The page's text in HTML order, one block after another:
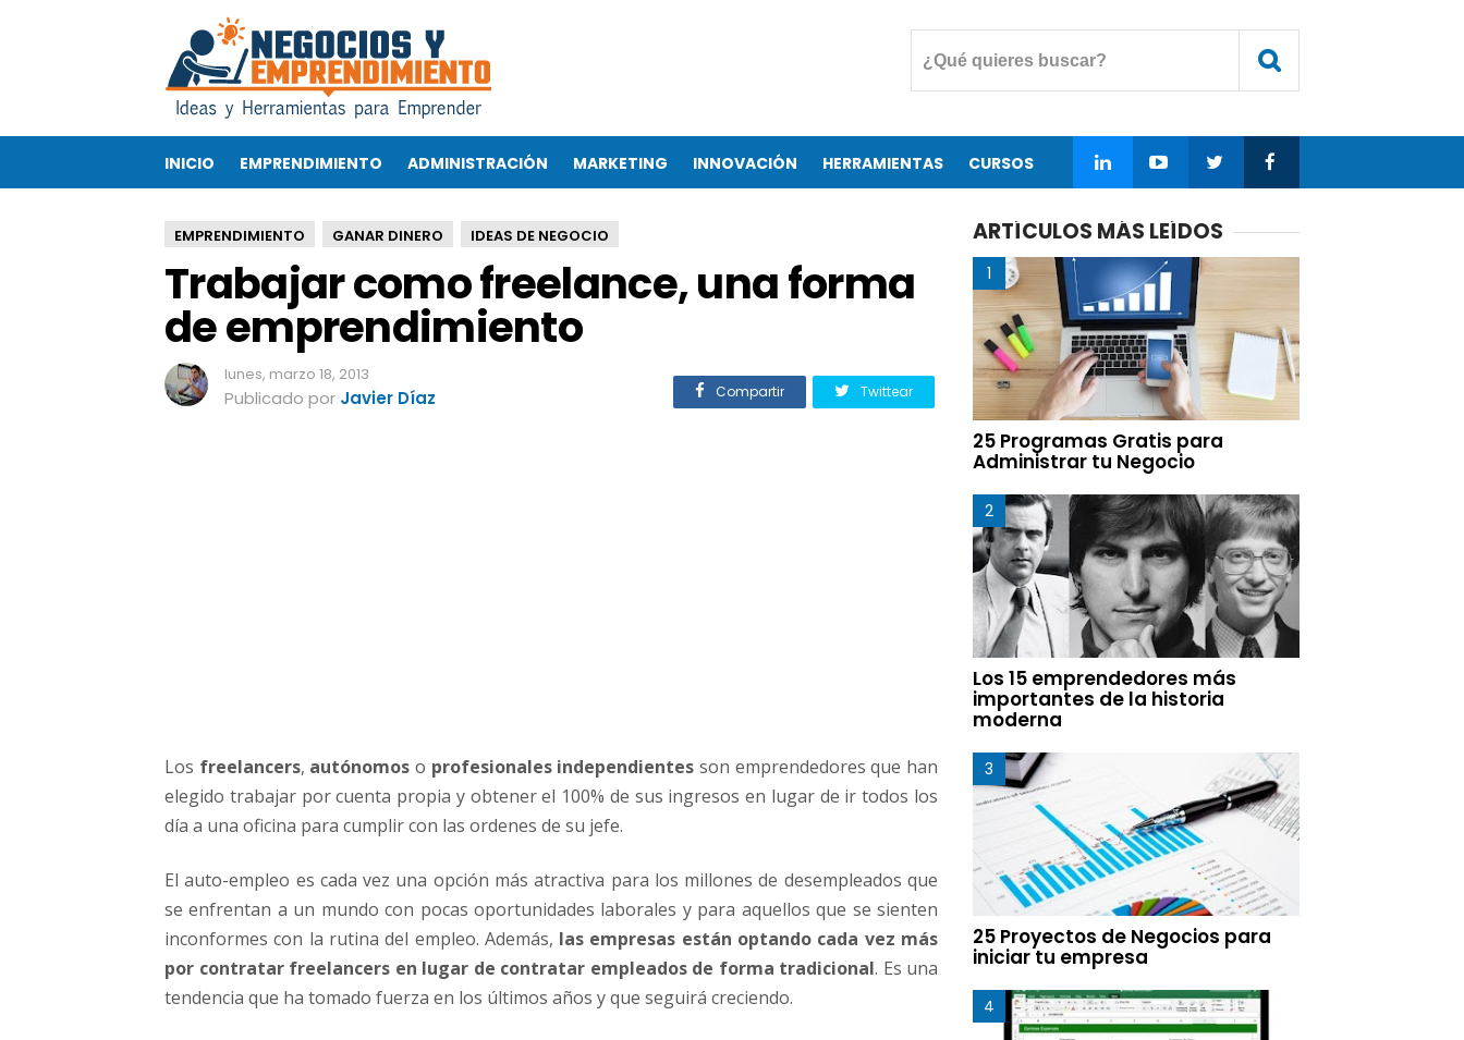
a
a
r
c
o
m
f
r
e
e
e
e
m
e
n
d
i
m
i
INICIO EMPRENDIMIENTO ADMINISTRACIÓN MARKETING INNOVACIÓN HERRAMIENTAS CURSOS
EMPRENDIMIENTO GANAR DINERO IDEAS DE NEGOCIO
Trabajar como freelance, una forma
de emprendimiento
lunes, marzo 18, 2013
Publicado por Javier Díaz Compartir Twittear
Los freelancers, autónomos o profesionales independientes son emprendedores que han
elegido trabajar por cuenta propia y obtener el 100% de sus ingresos en lugar de ir todos los
día a una oficina para cumplir con las ordenes de su jefe.
El auto-empleo es cada vez una opción más atractiva para los millones de desempleados que
se enfrentan a un mundo con pocas oportunidades laborales y para aquellos que se sienten
inconformes con la rutina del empleo. Además, las empresas están optando cada vez más
por contratar freelancers en lugar de contratar empleados de forma tradicional. Es una
tendencia que ha tomado fuerza en los últimos años y que seguirá creciendo.
ARTÍCULOS MÁS LEÍDOS
25 Programas Gratis para
Administrar tu Negocio
Los 15 emprendedores más
importantes de la historia
moderna
25 Proyectos de Negocios para
iniciar tu empresa